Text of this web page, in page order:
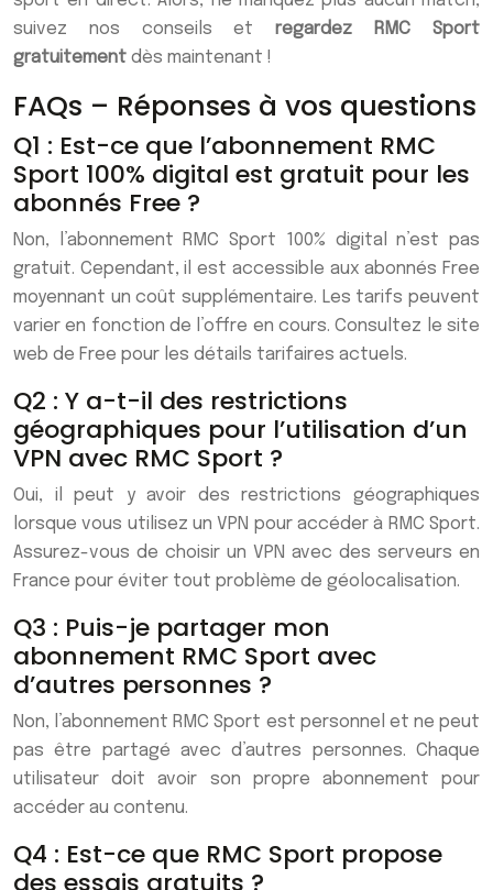
suivez nos conseils etregardez RMC Sport
gratuitement dès maintenant !
FAQs – Réponses à vos questions
Q1 : Est-ce que l’abonnement RMC
Sport 100% digital est gratuit pour les
abonnés Free ?
Non, l’abonnement RMC Sport 100% digital n’est pas
gratuit. Cependant, il est accessible aux abonnés Free
moyennant un coût supplémentaire. Les tarifs peuvent
varier en fonction de l’offre en cours. Consultez le site
web de Free pour les détails tarifaires actuels.
Q2 : Y a-t-il des restrictions
géographiques pour l’utilisation d’un
VPN avec RMC Sport ?
Oui, il peut y avoir des restrictions géographiques
lorsque vous utilisez un VPN pour accéder à RMC Sport.
Assurez-vous de choisir un VPN avec des serveurs en
France pour éviter tout problème de géolocalisation.
Q3 : Puis-je partager mon
abonnement RMC Sport avec
d’autres personnes ?
Non, l’abonnement RMC Sport est personnel et ne peut
pas être partagé avec d’autres personnes. Chaque
utilisateur doit avoir son propre abonnement pour
accéder au contenu.
Q4 : Est-ce que RMC Sport propose
des essais gratuits ?